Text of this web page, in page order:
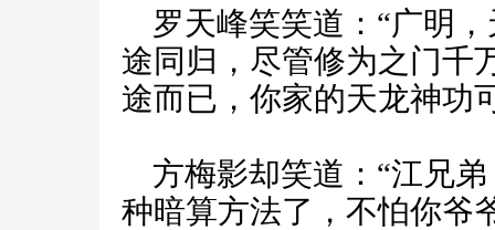
罗天峰笑笑道：“广明
途同归，尽管修为之门千
途而已，你家的天龙神功
方梅影却笑道：“江兄
种暗算方法了，不怕你爷